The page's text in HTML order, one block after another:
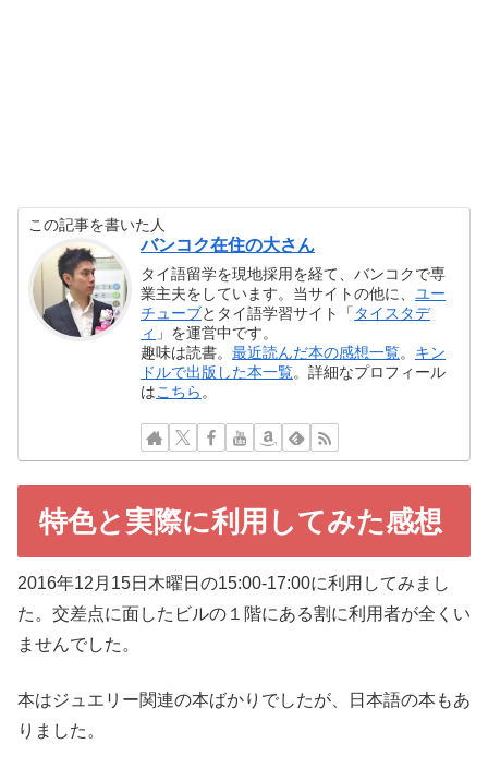
この記事を書いた人
バンコク在住の大さん
タイ語留学を現地採用を経て、バンコクで専
業主夫をしています。当サイトの他に、 ユー
チューブとタイ語学習サイト「タイスタデ
ィ 」を運営中です。
趣味は読書。最近読んだ本の感想一覧。 キン
ドルで出版した本一覧。詳細なプロフィール
はこちら 。
特色と実際に利用してみた感想
2016年12月15日木曜日の15:00-17:00に利用してみまし
た。交差点に面したビルの１階にある割に利用者が全くい
ませんでした。
本はジュエリー関連の本ばかりでしたが、日本語の本もあ
りました。